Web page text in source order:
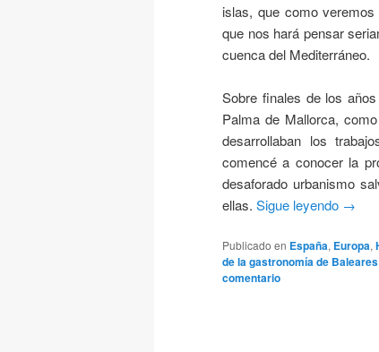
islas, que como
que nos hará pensar
cuenca del Mediterráneo.
Sobre finales de los
Palma de Mallorca,
desarrollaban los
comencé a conocer la
desaforado urbanismo
ellas. Sigue leyendo →
Publicado en España, Europa,
de la gastronomía de Baleares
comentario